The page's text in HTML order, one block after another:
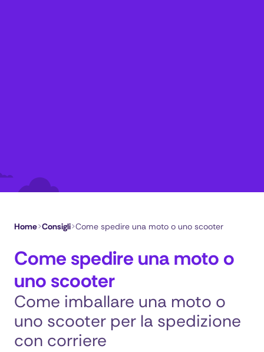
Home>Consigli>Come spedire una moto o uno scooter
Come spedire una moto o
uno scooter
Come imballare una moto o
uno scooter per la spedizione
con corriere